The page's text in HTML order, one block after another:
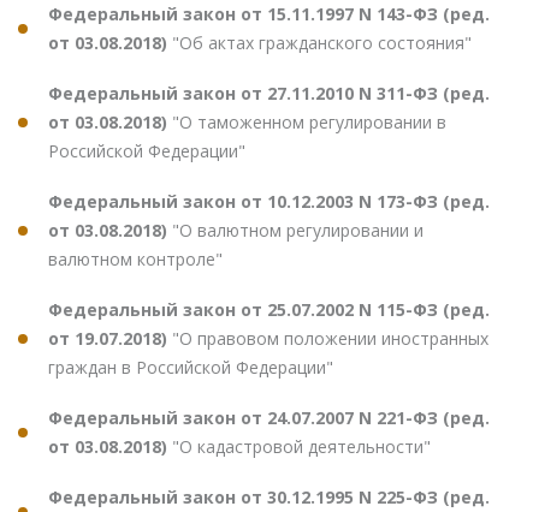
Федеральный закон от 15.11.1997 N 143-ФЗ (ред.
от 03.08.2018) "Об актах гражданского состояния"
Федеральный закон от 27.11.2010 N 311-ФЗ (ред.
от 03.08.2018) "О таможенном регулировании в
Российской Федерации"
Федеральный закон от 10.12.2003 N 173-ФЗ (ред.
от 03.08.2018) "О валютном регулировании и
валютном контроле"
Федеральный закон от 25.07.2002 N 115-ФЗ (ред.
от 19.07.2018) "О правовом положении иностранных
граждан в Российской Федерации"
Федеральный закон от 24.07.2007 N 221-ФЗ (ред.
от 03.08.2018) "О кадастровой деятельности"
Федеральный закон от 30.12.1995 N 225-ФЗ (ред.